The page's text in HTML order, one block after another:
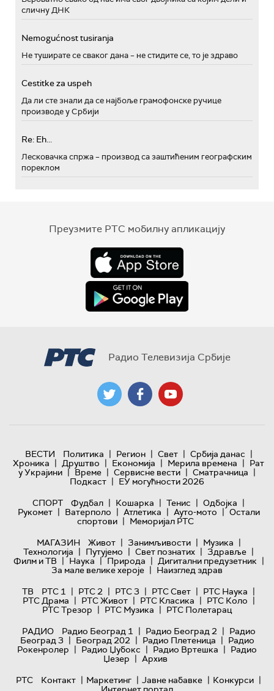
сличну ДНК
Nemogućnost tusiranja
Не туширате се сваког дана – не стидите се, то је здраво
Cestitke za uspeh
Да ли сте знали да се најбоље грамофонске ручице
производе у Србији
Re: Eh...
Лесковачка спржа – производ са заштићеним географским
пореклом
Преузмите РТС мобилну апликацију
Радио Телевизија Србије
ВЕСТИ Политика | Регион | Свет | Србија данас |
Хроника | Друштво | Економија | Мерила времена | Рат
у Украјини | Време | Сервисне вести | Сматрачница |
Подкаст | ЕУ могућности 2026
СПОРТ
Фудбал | Кошарка | Тенис | Одбојка |
Рукомет | Ватерполо | Атлетика | Ауто-мото | Остали
спортови | Меморијал РТС
МАГАЗИН
Живот | Занимљивости | Музика |
Технологијa | Путујемо | Свет познатих | Здравље |
Филм и ТВ | Наука | Природа | Дигитални предузетник |
За мале велике хероје | Наизглед здрав
ТВ
РТС 1 | РТС 2 | РТС 3 | РТС Свет | РТС Наука |
РТС Драма | РТС Живот | РТС Класика | РТС Коло |
РТС Трезор | РТС Музика | РТС Полетарац
РАДИО
Радио Београд 1 | Радио Београд 2 | Радио
Београд 3 | Београд 202 | Радио Плетеница | Радио
Рокенролер | Радио Џубокс | Радио Вртешка | Радио
Џезер | Архив
РТС
Контакт | Маркетинг | Јавне набавке | Конкурси |